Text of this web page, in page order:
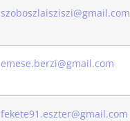
szoboszlaisziszi@gmail.com
emese.berzi@gmail.com
fekete91.eszter@gmail.com